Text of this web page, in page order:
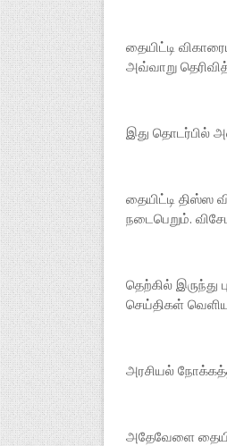
தையிட்டி
அவ்வாறு
இது தொடர்பில்
தையிட்டி திஸ்ஸ
நடைபெறும்.
தெற்கில்
செய்திகள்
அரசியல்
அதேவேளை